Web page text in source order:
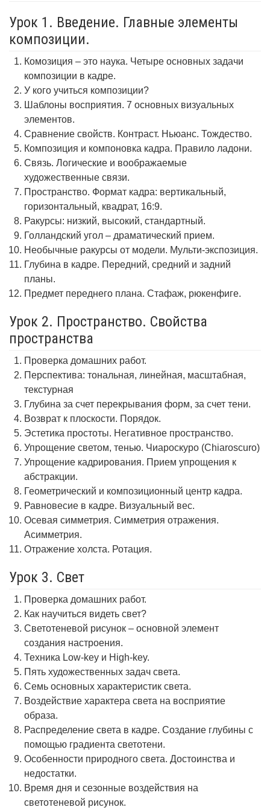
Урок 1. Введение. Главные элементы
композиции.
Комозиция – это наука. Четыре основных задачи
композиции в кадре.
У кого учиться композиции?
Шаблоны восприятия. 7 основных визуальных
элементов.
Сравнение свойств. Контраст. Ньюанс. Тождество.
Композиция и компоновка кадра. Правило ладони.
Связь. Логические и воображаемые
художественные связи.
Пространство. Формат кадра: вертикальный,
горизонтальный, квадрат, 16:9.
Ракурсы: низкий, высокий, стандартный.
Голландский угол – драматический прием.
Необычные ракурсы от модели. Мульти-экспозиция.
Глубина в кадре. Передний, средний и задний
планы.
Предмет переднего плана. Стафаж, рюкенфиге.
Урок 2. Пространство. Свойства
пространства
Проверка домашних работ.
Перспектива: тональная, линейная, масштабная,
текстурная
Глубина за счет перекрывания форм, за счет тени.
Возврат к плоскости. Порядок.
Эстетика простоты. Негативное пространство.
Упрощение светом, тенью. Чиароскуро (Chiaroscuro)
Упрощение кадрирования. Прием упрощения к
абстракции.
Геометрический и композиционный центр кадра.
Равновесие в кадре. Визуальный вес.
Осевая симметрия. Симметрия отражения.
Асимметрия.
Отражение холста. Ротация.
Урок 3. Свет
Проверка домашних работ.
Как научиться видеть свет?
Светотеневой рисунок – основной элемент
создания настроения.
Техника Low-key и High-key.
Пять художественных задач света.
Семь основных характеристик света.
Воздействие характера света на восприятие
образа.
Распределение света в кадре. Создание глубины с
помощью градиента светотени.
Особенности природного света. Достоинства и
недостатки.
Время дня и сезонные воздействия на
светотеневой рисунок.